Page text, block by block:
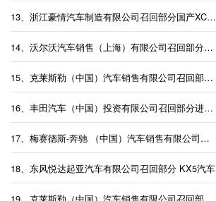
13、浙江豪情汽车制造有限公司召回部分国产XC60汽车
14、沃尔沃汽车销售（上海）有限公司召回部分进口XC90、S90、V90CC、XC40汽车
15、克莱斯勒（中国）汽车销售有限公司召回部分进口牧马人、克莱斯勒300C汽车
16、丰田汽车（中国）投资有限公司召回部分进口86汽车
17、梅赛德斯-奔驰 （中国）汽车销售有限公司召回部分进口S级汽车
18、东风悦达起亚汽车有限公司召回部分 KX5汽车